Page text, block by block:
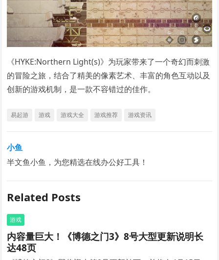
《HYKE:Northern Light(s)》为玩家带来了一个奇幻而刺激
的冒险之旅，结合了精美的像素艺术、丰富的角色互动以及
创新的游戏机制，是一款不容错过的佳作。
易起游 游戏 游戏大全 游戏推荐 游戏资讯
小鱼
半文鱼小鱼，为您精选在线办公好工具！
Related Posts
游戏
内容量巨大！《博德之门3》8号大型更新说明长
达48页